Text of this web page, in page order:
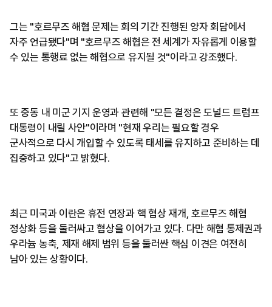
그는 "호르무즈 해협 문제는 회의 기간 진행된 양자 회담에서
자주 언급됐다"며 "호르무즈 해협은 전 세계가 자유롭게 이용할
수 있는 통행료 없는 해협으로 유지될 것"이라고 강조했다.
또 중동 내 미군 기지 운영과 관련해 "모든 결정은 도널드 트럼프
대통령이 내릴 사안"이라며 "현재 우리는 필요할 경우
군사적으로 다시 개입할 수 있도록 태세를 유지하고 준비하는 데
집중하고 있다"고 밝혔다.
최근 미국과 이란은 휴전 연장과 핵 협상 재개, 호르무즈 해협
정상화 등을 둘러싸고 협상을 이어가고 있다. 다만 해협 통제권과
우라늄 농축, 제재 해제 범위 등을 둘러싼 핵심 이견은 여전히
남아 있는 상황이다.